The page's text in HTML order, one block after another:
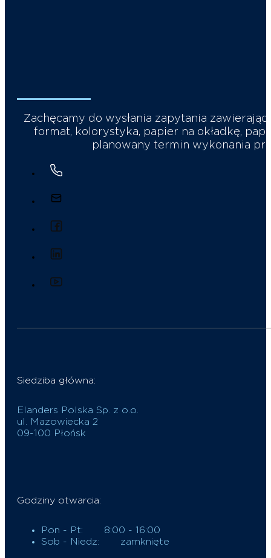
Zachęcamy do wysłania zapytania
format, kolorystyka, papier na okładkę,
planowany termin wykonania
Siedziba główna:
Elanders Polska Sp. z o.o.
ul. Mazowiecka 2
09-100 Płońsk
Godziny otwarcia:
Pon - Pt:
8:00 - 16:00
Sob - Niedz:
zamknięte